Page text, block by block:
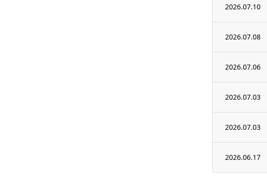
2026.07.10
2026.07.08
2026.07.06
2026.07.03
2026.07.03
2026.06.17